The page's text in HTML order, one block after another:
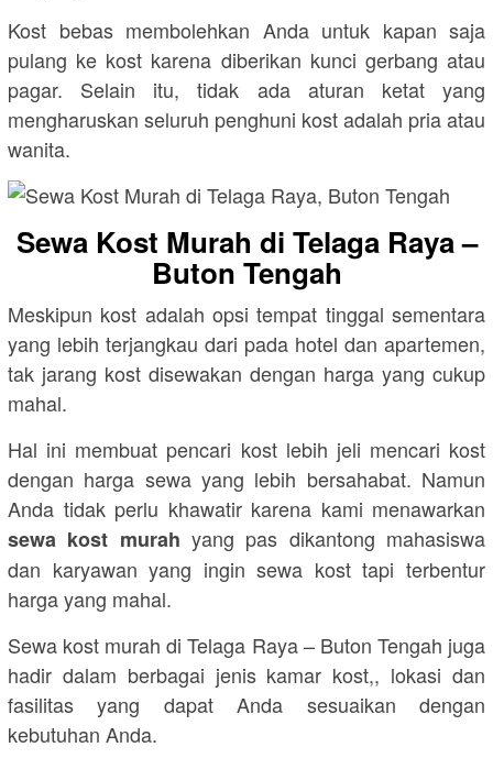
Kost bebas membolehkan Anda untuk kapan saja
pulang ke kost karena diberikan kunci gerbang atau
pagar. Selain itu, tidak ada aturan ketat yang
mengharuskan seluruh penghuni kost adalah pria atau
wanita.
Sewa Kost Murah di Telaga Raya –
Buton Tengah
Meskipun kost adalah opsi tempat tinggal sementara
yang lebih terjangkau dari pada hotel dan apartemen,
tak jarang kost disewakan dengan harga yang cukup
mahal.
Hal ini membuat pencari kost lebih jeli mencari kost
dengan harga sewa yang lebih bersahabat. Namun
Anda tidak perlu khawatir karena kami menawarkan
sewa kost murah yang pas dikantong mahasiswa
dan karyawan yang ingin sewa kost tapi terbentur
harga yang mahal.
Sewa kost murah di Telaga Raya – Buton Tengah juga
hadir dalam berbagai jenis kamar kost,, lokasi dan
fasilitas yang dapat Anda sesuaikan dengan
kebutuhan Anda.